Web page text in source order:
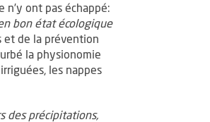
n’y ont pas échappé:
bon état écologique
et de la prévention
la physionomie
les nappes
des précipitations,